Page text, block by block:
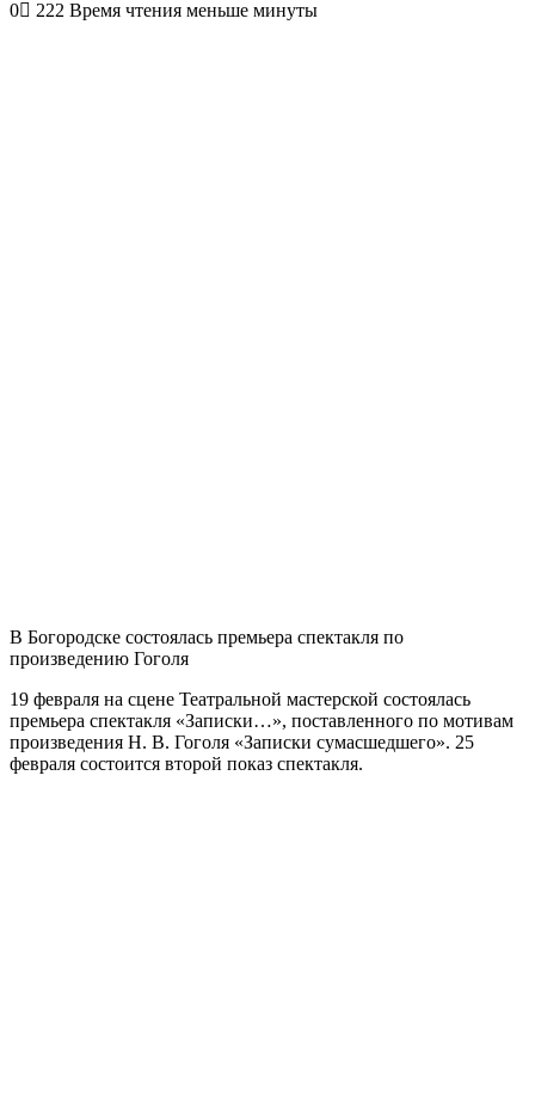
0
222 Время чтения меньше минуты
В Богородске состоялась премьера спектакля по
произведению Гоголя
19 февраля на сцене Театральной мастерской состоялась
премьера спектакля «Записки…», поставленного по мотивам
произведения Н. В. Гоголя «Записки сумасшедшего». 25
февраля состоится второй показ спектакля.